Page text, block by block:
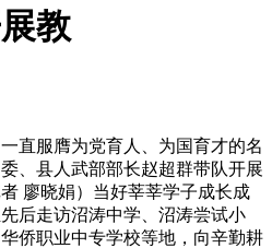
教
服膺为党育人、为国育才的名
、县人武部部长赵超群带队开展
廖晓娟）当好莘莘学子成长成
后走访沼涛中学、沼涛尝试小
侨职业中专学校等地，向辛勤耕